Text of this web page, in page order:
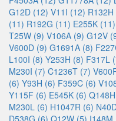
G12D (12) V11I (12)
(11) R192G (11) E255K (11)
T25W (9) V106A (9) G12V
V600D (9) G1691A (8)
L100I (8) Y253H (8) F317L
M230I (7) C1236T (7)
(6) Y93H (6) F359C (6)
Y115F (6) E545K (6)
M230L (6) H1047R (6)
D538G (6) Q12W (5) I148M